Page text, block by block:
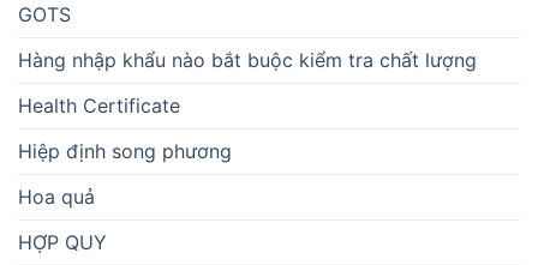
GOTS
Hàng nhập khẩu nào bắt buộc kiểm tra chất lượng
Health Certificate
Hiệp định song phương
Hoa quả
HỢP QUY